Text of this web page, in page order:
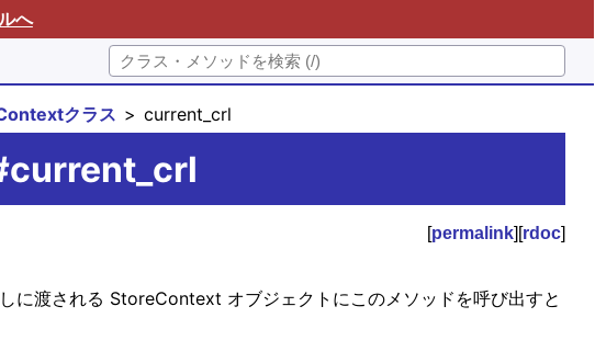
へ
クラス current_crl
[permalink][rdoc]
に渡される StoreContext オブジェクトにこのメソッドを呼び出すと